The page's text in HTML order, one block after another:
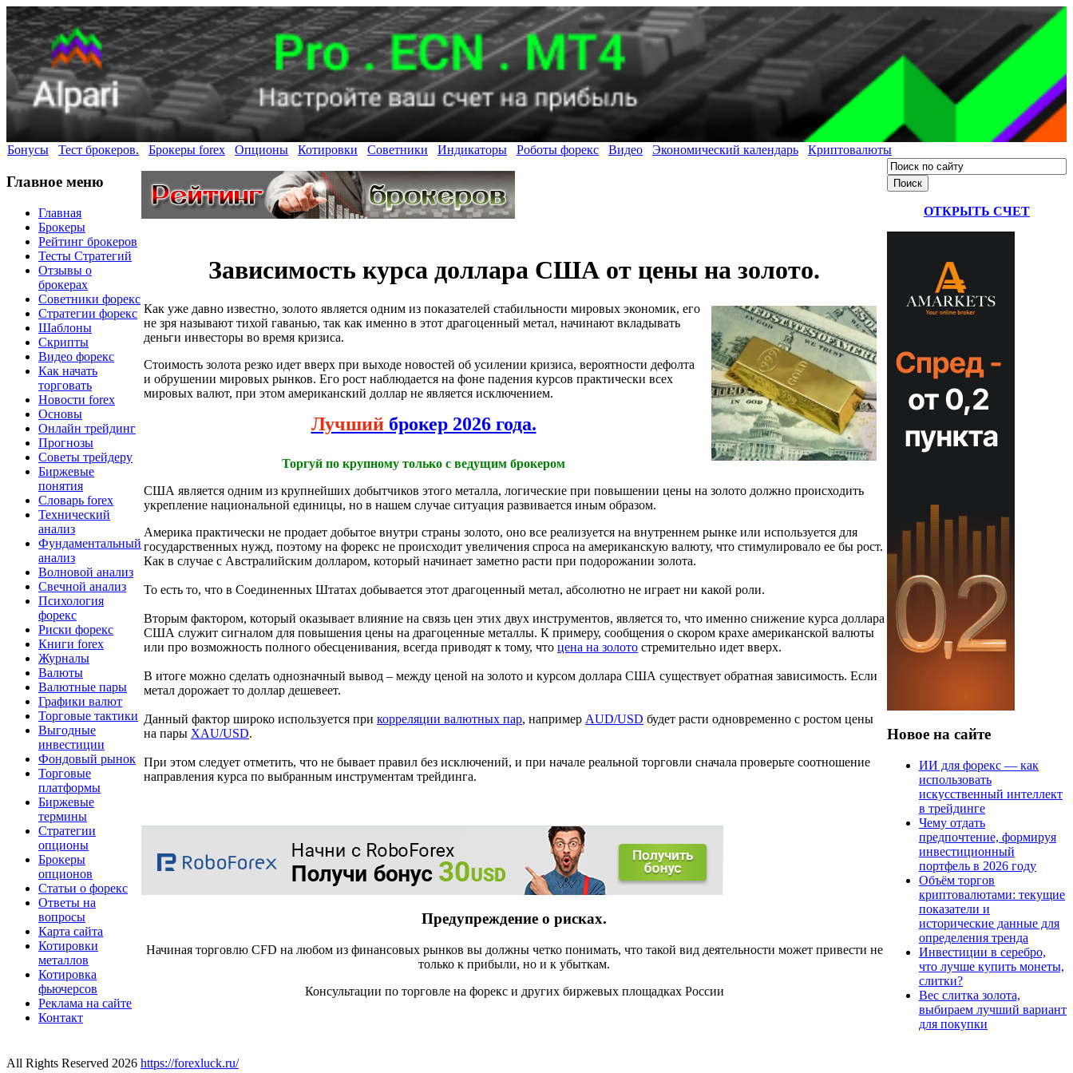
Бонусы Тест брокеров. Брокеры forex Опционы Котировки Советники Индикаторы Роботы форекс Видео Экономический календарь Криптовалюты
Главное меню
Главная
Брокеры
Рейтинг брокеров
Тесты Стратегий
Отзывы о
брокерах
Советники форекс
Стратегии форекс
Шаблоны
Скрипты
Видео форекс
Как начать
торговать
Новости forex
Основы
Онлайн трейдинг
Прогнозы
Советы трейдеру
Биржевые
понятия
Словарь forex
Технический
анализ
Фундаментальный
анализ
Волновой анализ
Свечной анализ
Психология
форекс
Риски форекс
Книги forex
Журналы
Валюты
Валютные пары
Графики валют
Торговые тактики
Выгодные
инвестиции
Фондовый рынок
Торговые
платформы
Биржевые
термины
Стратегии
опционы
Брокеры
опционов
Статьи о форекс
Ответы на
вопросы
Карта сайта
Котировки
металлов
Котировка
фьючерсов
Реклама на сайте
Контакт
Зависимость курса доллара США от цены на золото.
Как уже давно известно, золото является одним из показателей стабильности мировых экономик, его
не зря называют тихой гаванью, так как именно в этот драгоценный метал, начинают вкладывать
деньги инвесторы во время кризиса.
Стоимость золота резко идет вверх при выходе новостей об усилении кризиса, вероятности дефолта
и обрушении мировых рынков. Его рост наблюдается на фоне падения курсов практически всех
мировых валют, при этом американский доллар не является исключением.
Лучшийброкер 2026 года.
Торгуй по крупному только с ведущим брокером
США является одним из крупнейших добытчиков этого металла, логические при повышении цены на золото должно происходить
укрепление национальной единицы, но в нашем случае ситуация развивается иным образом.
Америка практически не продает добытое внутри страны золото, оно все реализуется на внутреннем рынке или используется для
государственных нужд, поэтому на форекс не происходит увеличения спроса на американскую валюту, что стимулировало ее бы рост.
Как в случае с Австралийским долларом, который начинает заметно расти при подорожании золота.
То есть то, что в Соединенных Штатах добывается этот драгоценный метал, абсолютно не играет ни какой роли.
Вторым фактором, который оказывает влияние на связь цен этих двух инструментов, является то, что именно снижение курса доллара
США служит сигналом для повышения цены на драгоценные металлы. К примеру, сообщения о скором крахе американской валюты
или про возможность полного обесценивания, всегда приводят к тому, что цена на золото стремительно идет вверх.
В итоге можно сделать однозначный вывод – между ценой на золото и курсом доллара США существует обратная зависимость. Если
метал дорожает то доллар дешевеет.
Данный фактор широко используется при корреляции валютных пар, например AUD/USD будет расти одновременно с ростом цены
на пары XAU/USD.
При этом следует отметить, что не бывает правил без исключений, и при начале реальной торговли сначала проверьте соотношение
направления курса по выбранным инструментам трейдинга.
Предупреждение о рисках.
Начиная торговлю CFD на любом из финансовых рынков вы должны четко понимать, что такой вид деятельности может привести не
только к прибыли, но и к убыткам.
Консультации по торговле на форекс и других биржевых площадках России
ОТКРЫТЬ СЧЕТ
Новое на сайте
ИИ для форекс — как
использовать
искусственный интеллект
в трейдинге
Чему отдать
предпочтение, формируя
инвестиционный
портфель в 2026 году
Объём торгов
криптовалютами: текущие
показатели и
исторические данные для
определения тренда
Инвестиции в серебро,
что лучше купить монеты,
слитки?
Вес слитка золота,
выбираем лучший вариант
для покупки
All Rights Reserved 2026 https://forexluck.ru/